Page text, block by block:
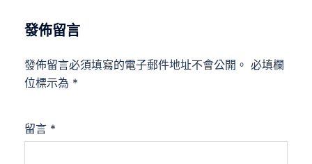
發佈留言
發佈留言必須填寫的電子郵件地址不會公開。 必填欄
位標示為 *
留言 *